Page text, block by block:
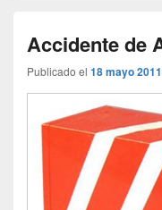
Accidente de
Publicado el 18 mayo 2011